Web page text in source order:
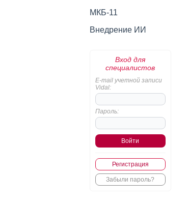
МКБ-11
Внедрение ИИ
Вход для
специалистов
E-mail учетной записи
Vidal:
Пароль:
Регистрация
Забыли пароль?